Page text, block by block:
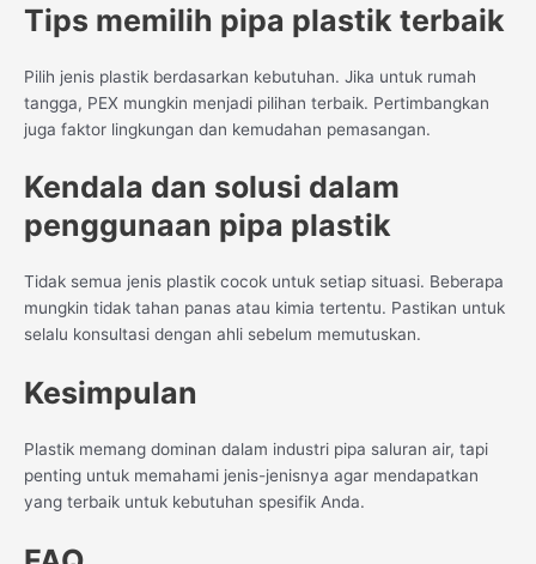
Tips memilih pipa plastik terbaik
Pilih jenis plastik berdasarkan kebutuhan. Jika untuk rumah
tangga, PEX mungkin menjadi pilihan terbaik. Pertimbangkan
juga faktor lingkungan dan kemudahan pemasangan.
Kendala dan solusi dalam
penggunaan pipa plastik
Tidak semua jenis plastik cocok untuk setiap situasi. Beberapa
mungkin tidak tahan panas atau kimia tertentu. Pastikan untuk
selalu konsultasi dengan ahli sebelum memutuskan.
Kesimpulan
Plastik memang dominan dalam industri pipa saluran air, tapi
penting untuk memahami jenis-jenisnya agar mendapatkan
yang terbaik untuk kebutuhan spesifik Anda.